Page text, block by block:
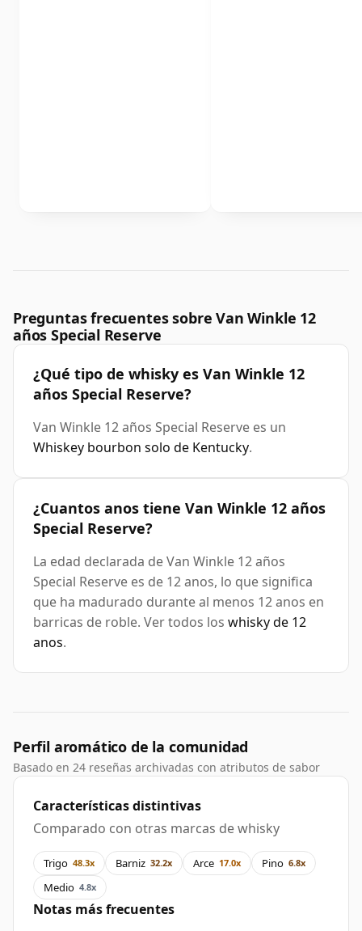
Preguntas frecuentes sobre Van Winkle 12
años Special Reserve
¿Qué tipo de whisky es Van Winkle 12
años Special Reserve?
Van Winkle 12 años Special Reserve es un
Whiskey bourbon solo de Kentucky.
¿Cuantos anos tiene Van Winkle 12 años
Special Reserve?
La edad declarada de Van Winkle 12 años
Special Reserve es de 12 anos, lo que significa
que ha madurado durante al menos 12 anos en
barricas de roble. Ver todos los whisky de 12
anos.
Perfil aromático de la comunidad
Basado en 24 reseñas archivadas con atributos de sabor
Características distintivas
Comparado con otras marcas de whisky
Trigo 48.3x Barniz 32.2x Arce 17.0x Pino 6.8x
Medio 4.8x
Notas más frecuentes